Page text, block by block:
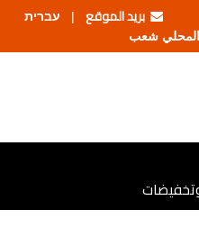
بريد الموقع | עברית
المحلي شعب